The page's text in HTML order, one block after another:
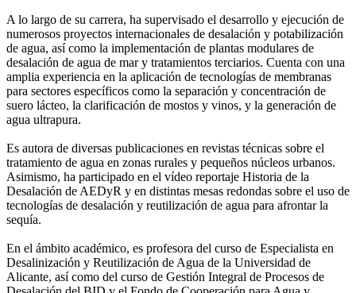
A lo largo de su carrera, ha supervisado el desarrollo y ejecución de
numerosos proyectos internacionales de desalación y potabilización
de agua, así como la implementación de plantas modulares de
desalación de agua de mar y tratamientos terciarios. Cuenta con una
amplia experiencia en la aplicación de tecnologías de membranas
para sectores específicos como la separación y concentración de
suero lácteo, la clarificación de mostos y vinos, y la generación de
agua ultrapura.
Es autora de diversas publicaciones en revistas técnicas sobre el
tratamiento de agua en zonas rurales y pequeños núcleos urbanos.
Asimismo, ha participado en el vídeo reportaje Historia de la
Desalación de AEDyR y en distintas mesas redondas sobre el uso de
tecnologías de desalación y reutilización de agua para afrontar la
sequía.
En el ámbito académico, es profesora del curso de Especialista en
Desalinización y Reutilización de Agua de la Universidad de
Alicante, así como del curso de Gestión Integral de Procesos de